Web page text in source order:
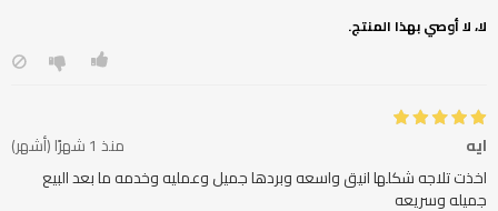
لا، لا أوصي بهذا المنتج.
ايه
منذ 1 شهرًا (أشهر)
اخذت تلاجه شكلها انيق واسعه وبردها جميل وعمليه وخدمه ما بعد البيع
جميله وسريعه